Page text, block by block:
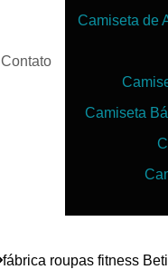
Contato
Camiseta de
Camiseta
fábrica roupas fitness